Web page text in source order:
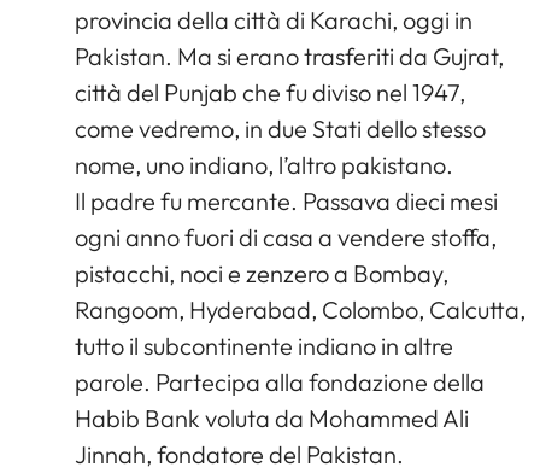
provincia della città di Karachi, oggi in
Pakistan. Ma si erano trasferiti da Gujrat,
città del Punjab che fu diviso nel 1947,
come vedremo, in due Stati dello stesso
nome, uno indiano, l’altro pakistano.
Il padre fu mercante. Passava dieci mesi
ogni anno fuori di casa a vendere stoffa,
pistacchi, noci e zenzero a Bombay,
Rangoom, Hyderabad, Colombo, Calcutta,
tutto il subcontinente indiano in altre
parole. Partecipa alla fondazione della
Habib Bank voluta da Mohammed Ali
Jinnah, fondatore del Pakistan.